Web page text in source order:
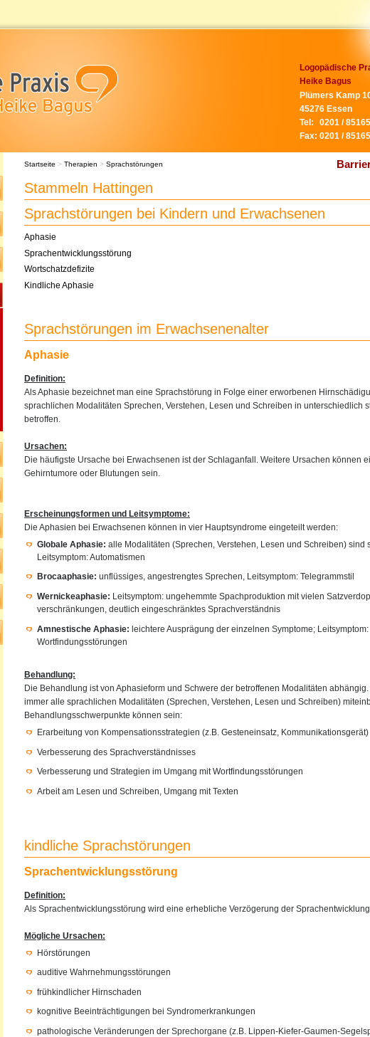
Logopädische
Heike Bagus
Plümers Kamp
45276 Essen
Tel:
0201 /
Fax: 0201 /
Startseite > Therapien > Sprachstörungen
Stammeln Hattingen
Sprachstörungen bei Kindern und Erwachsenen
Aphasie
Sprachentwicklungsstörung
Wortschatzdefizite
Kindliche Aphasie
Sprachstörungen im Erwachsenenalter
Aphasie
Definition:
Als Aphasie bezeichnet man eine Sprachstörung in Folge einer erworbenen
sprachlichen Modalitäten Sprechen, Verstehen, Lesen und Schreiben in unterschiedlich
betroffen.
Ursachen:
Die häufigste Ursache bei Erwachsenen ist der Schlaganfall. Weitere Ursachen können
Gehirntumore oder Blutungen sein.
Erscheinungsformen und Leitsymptome:
Die Aphasien bei Erwachsenen können in vier Hauptsyndrome eingeteilt werden:
Globale Aphasie: alle Modalitäten (Sprechen, Verstehen, Lesen und Schreiben) sind
Leitsymptom: Automatismen
Brocaaphasie: unflüssiges, angestrengtes Sprechen, Leitsymptom: Telegrammstil
Wernickeaphasie: Leitsymptom: ungehemmte Spachproduktion mit vielen
verschränkungen, deutlich eingeschränktes Sprachverständnis
Amnestische Aphasie: leichtere Ausprägung der einzelnen Symptome; Leitsymptom:
Wortfindungsstörungen
Behandlung:
Die Behandlung ist von Aphasieform und Schwere der betroffenen Modalitäten
immer alle sprachlichen Modalitäten (Sprechen, Verstehen, Lesen und Schreiben)
Behandlungsschwerpunkte können sein:
Erarbeitung von Kompensationsstrategien (z.B. Gesteneinsatz, Kommunikationsgerät)
Verbesserung des Sprachverständnisses
Verbesserung und Strategien im Umgang mit Wortfindungsstörungen
Arbeit am Lesen und Schreiben, Umgang mit Texten
kindliche Sprachstörungen
Sprachentwicklungsstörung
Definition:
Als Sprachentwicklungsstörung wird eine erhebliche Verzögerung der
Mögliche Ursachen:
Hörstörungen
auditive Wahrnehmungsstörungen
frühkindlicher Hirnschaden
kognitive Beeinträchtigungen bei Syndromerkrankungen
pathologische Veränderungen der Sprechorgane (z.B. Lippen-Kiefer-Gaumen-